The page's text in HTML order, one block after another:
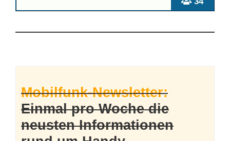
Mobilfunk-Newsletter:
Einmal pro Woche die
neusten Informationen